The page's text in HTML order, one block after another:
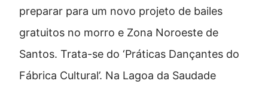
preparar para um novo projeto de bailes
gratuitos no morro e Zona Noroeste de
Santos. Trata-se do ‘Práticas Dançantes do
Fábrica Cultural’. Na Lagoa da Saudade